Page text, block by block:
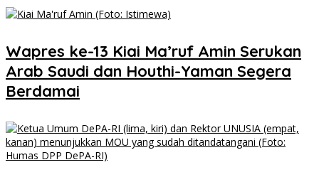
Wapres ke-13 Kiai Ma’ruf Amin Serukan
Arab Saudi dan Houthi-Yaman Segera
Berdamai